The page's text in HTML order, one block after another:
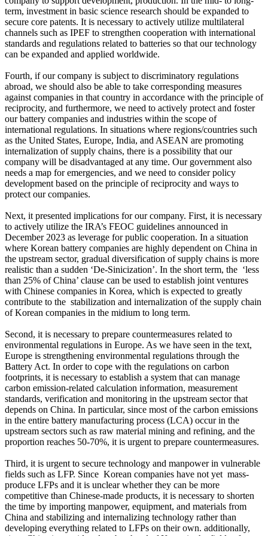
term, investment in basic science research should be expanded to
secure core patents. It is necessary to actively utilize multilateral
channels such as IPEF to strengthen cooperation with international
standards and regulations related to batteries so that our technology
can be expanded and applied worldwide.
Fourth, if our company is subject to discriminatory regulations
abroad, we should also be able to take corresponding measures
against companies in that country in accordance with the principle of
reciprocity, and furthermore, we need to actively protect and foster
our battery companies and industries within the scope of
international regulations. In situations where regions/countries such
as the United States, Europe, India, and ASEAN are promoting
internalization of supply chains, there is a possibility that our
company will be disadvantaged at any time. Our government also
needs a map for emergencies, and we need to consider policy
development based on the principle of reciprocity and ways to
protect our companies.
Next, it presented implications for our company. First, it is necessary
to actively utilize the IRA’s FEOC guidelines announced in
December 2023 as leverage for public cooperation. In a situation
where Korean battery companies are highly dependent on China in
the upstream sector, gradual diversification of supply chains is more
realistic than a sudden ‘De-Sinicization’. In the short term, the ‘less
than 25% of China’ clause can be used to establish joint ventures
with Chinese companies in Korea, which is expected to greatly
contribute to the stabilization and internalization of the supply chain
of Korean companies in the midium to long term.
Second, it is necessary to prepare countermeasures related to
environmental regulations in Europe. As we have seen in the text,
Europe is strengthening environmental regulations through the
Battery Act. In order to cope with the regulations on carbon
footprints, it is necessary to establish a system that can manage
carbon emission-related calculation information, measurement
standards, verification and monitoring in the upstream sector that
depends on China. In particular, since most of the carbon emissions
in the entire battery manufacturing process (LCA) occur in the
upstream sectors such as raw material mining and refining, and the
proportion reaches 50-70%, it is urgent to prepare countermeasures.
Third, it is urgent to secure technology and manpower in vulnerable
fields such as LFP. Since Korean companies have not yet mass-
produce LFPs and it is unclear whether they can be more
competitive than Chinese-made products, it is necessary to shorten
the time by importing manpower, equipment, and materials from
China and stabilizing and internalizing technology rather than
developing everything related to LFPs on their own. additionally,